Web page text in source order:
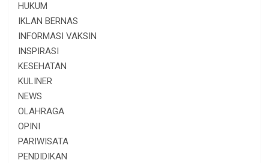
HUKUM
IKLAN BERNAS
INFORMASI VAKSIN
INSPIRASI
KESEHATAN
KULINER
NEWS
OLAHRAGA
OPINI
PARIWISATA
PENDIDIKAN